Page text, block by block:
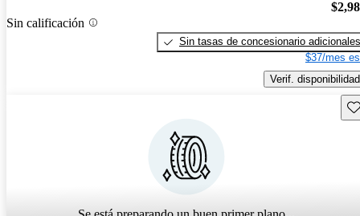
Sin calificación
Sin tasas de concesionario adicionales
$37/mes
Verif. disponibilidad